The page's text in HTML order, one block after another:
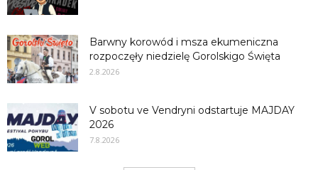
Barwny korowód i msza ekumeniczna
rozpoczęły niedzielę Gorolskigo Święta
2.8.2026
V sobotu ve Vendryni odstartuje MAJDAY
2026
7.8.2026